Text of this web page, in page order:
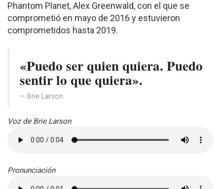
Phantom Planet, Alex Greenwald, con el que se
comprometió en mayo de 2016 y estuvieron
comprometidos hasta 2019.
«Puedo ser quien quiera. Puedo
sentir lo que quiera».
Brie Larson
Voz de Brie Larson
Pronunciación